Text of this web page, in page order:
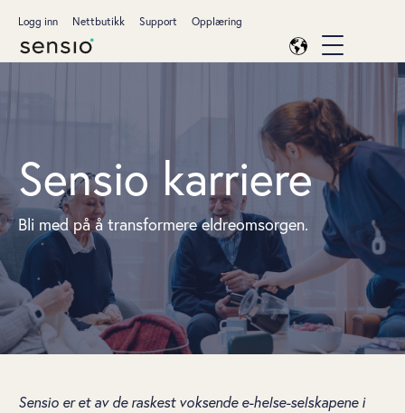
Logg inn Nettbutikk Support Opplæring
Sensio karriere
Bli med på å transformere eldreomsorgen.
Sensio er et av de raskest voksende e-helse-selskapene i